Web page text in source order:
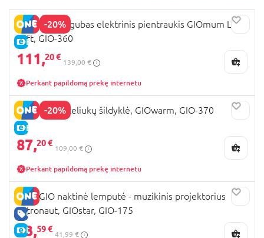
-20%
E-KAINA
INNOGIO dvigubas elektrinis pientraukis GIOmum Line
Soft, GIO-360
111,20 €
139,00 €
Perkant papildomą prekę internetu
-20%
E-KAINA
INNOGIO buteliukų šildyklė, GIOwarm, GIO-370
87,20 €
109,00 €
Perkant papildomą prekę internetu
GERA KAINA
E-KAINA
INNOGIO naktinė lemputė - muzikinis projektorius
Astronaut, GIOstar, GIO-175
33,59 €
41,99 €